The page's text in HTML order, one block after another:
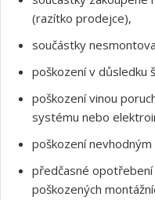
(razítko prodejce),
součástky
poškození v důsledku
poškození vinou
systému nebo
poškození
předčasné
poškozených